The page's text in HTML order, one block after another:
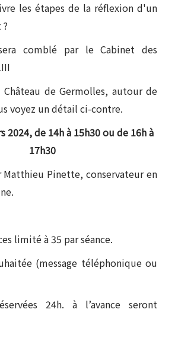
les étapes de la réflexion d'un
comblé par le Cabinet des
de Germolles, autour de
voyez un détail ci-contre.
2024, de 14h à 15h30 ou de 16h à
17h30
Matthieu Pinette, conservateur en
limité à 35 par séance.
(message téléphonique ou
24h. à l’avance seront